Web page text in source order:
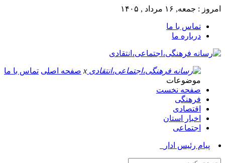
امروز : جمعه, ۱۶ مرداد , ۱۴۰۵
تماس با ما
درباره ما
x صفحه اصلی تماس با ما
موضوعات
صفحه نخست
فرهنگی
اقتصادی
اخبار استان
اجتماعی
پیام رئیس اداره فرهنگ_